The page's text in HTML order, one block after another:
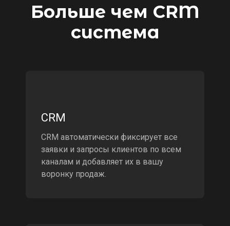
Больше чем CRM
система
CRM
CRM автоматически фиксирует все
заявки и запросы клиентов по всем
каналам и добавляет их в вашу
воронку продаж.